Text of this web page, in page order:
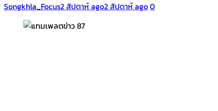
Songkhla_Focus2 สัปดาห์ ago2 สัปดาห์ ago0